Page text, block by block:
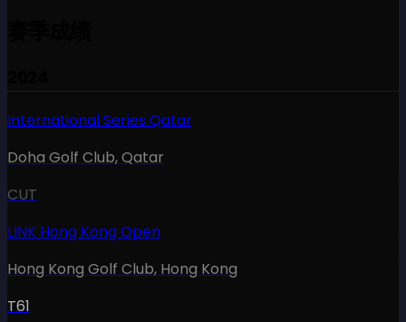
International Series Qatar
Doha Golf Club,Qatar
CUT
LINK Hong Kong Open
Hong Kong Golf Club, Hong Kong
T61